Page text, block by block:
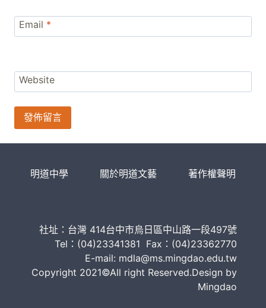
Email *
Website
明道中學 關於明道文藝 著作權聲明
社址：台灣 414台中市烏日區中山路一段497號
Tel：(04)23341381 Fax：(04)23362770
E-mail: mdla@ms.mingdao.edu.tw
Copyright 2021©All right Reserved.Design by
Mingdao